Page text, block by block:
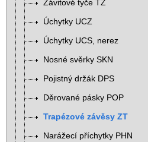
Závitové tyče TZ
Úchytky UCZ
Úchytky UCS, nerez
Nosné svěrky SKN
Pojistný držák DPS
Děrované pásky POP
Trapézové závěsy ZT
Narážecí příchytky PHN